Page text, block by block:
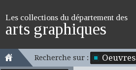
Les collections du département des
arts graphiques
Recherche sur : Oeuvres